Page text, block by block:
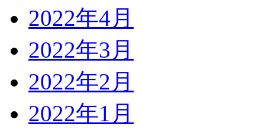
2022年4月
2022年3月
2022年2月
2022年1月